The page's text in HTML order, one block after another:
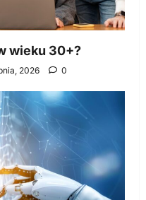
wieku 30+?
2026 0